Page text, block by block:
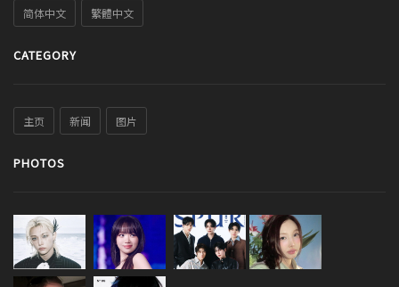
简体中文 繁體中文
CATEGORY
主页 新闻 图片
PHOTOS